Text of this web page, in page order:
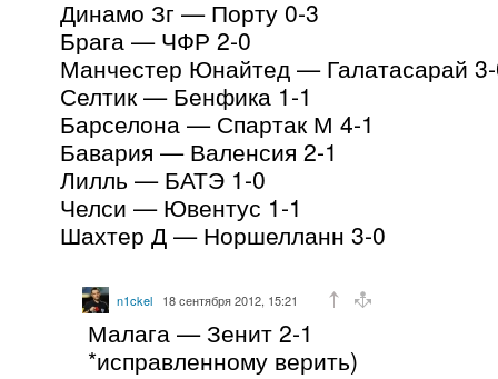
Динамо Зг — Порту 0-3
Брага — ЧФР 2-0
Манчестер Юнайтед — Галатасарай
Селтик — Бенфика 1-1
Барселона — Спартак М 4-1
Бавария — Валенсия 2-1
Лилль — БАТЭ 1-0
Челси — Ювентус 1-1
Шахтер Д — Норшелланн 3-0
n1ckel 18 сентября 2012, 15:21
Малага — Зенит 2-1
*исправленному верить)